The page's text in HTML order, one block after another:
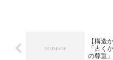
【構造
「古く
の尊重